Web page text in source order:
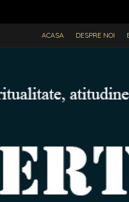
ACASA DESPRE NOI